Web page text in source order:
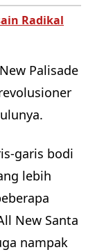
Radikal
Palisade
garis bodi
lebih
New Santa
nampak